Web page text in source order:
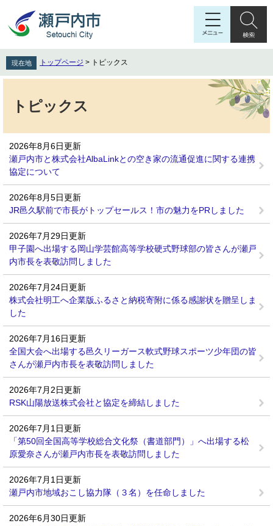
先
頭
を
飛
文
現在地 トップページ > トピックス
トピックス
2026年8月6日更新
瀬戸内市と株式会社AlbaLinkとの空き家の流通促進に関する連携
協定について
2026年8月5日更新
JR邑久駅前で市長がトップセールス！市の魅力をPRしました
2026年7月29日更新
甲子園へ出場する岡山学芸館高等学校硬式野球部の皆さんが瀬戸
内市長を表敬訪問しました
2026年7月24日更新
株式会社明工へ企業版ふるさと納税寄附に係る感謝状を贈呈しま
した
2026年7月16日更新
全国大会へ出場する邑久リーガース軟式野球スポーツ少年団の皆
さんが瀬戸内市長を表敬訪問しました
2026年7月2日更新
RSK山陽放送株式会社と協定を締結しました
2026年7月1日更新
「第50回全国高等学校総合文化祭（書道部門）」へ出場する松
原愛奈さんが瀬戸内市長を表敬訪問しました
2026年7月1日更新
瀬戸内市地域おこし協力隊（３名）を任命しました
2026年6月30日更新